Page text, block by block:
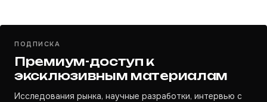
ПОДПИСКА
Премиум-доступ к
эксклюзивным материалам
Исследования рынка, научные разработки, интервью с